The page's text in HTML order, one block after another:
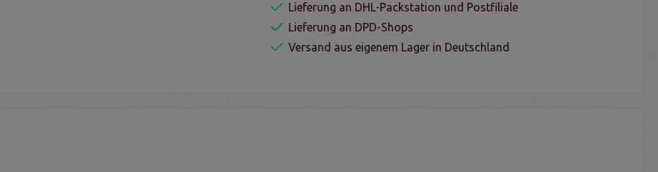
Lieferung an DHL-Packstation und Postfiliale
Lieferung an DPD-Shops
Versand aus eigenem Lager in Deutschland